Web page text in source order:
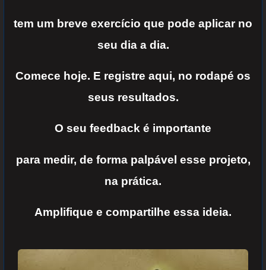
tem um breve exercício que pode aplicar no
seu dia a dia.
Comece hoje. E registre aqui, no rodapé os
seus resultados.
O seu feedback é importante
para medir, de forma palpável esse projeto,
na prática.
Amplifique e compartilhe essa ideia.